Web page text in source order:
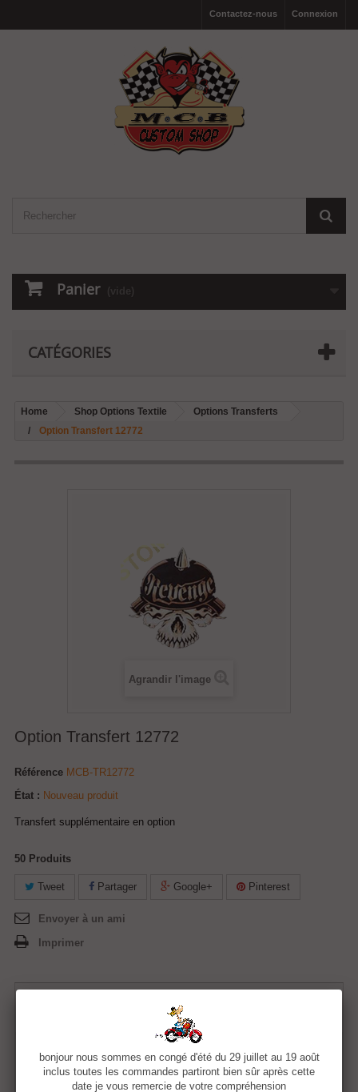
Connexion
Contactez-nous
Panier (vide)
CATÉGORIES
Home Shop Options Textile
Options Transferts
Option Transfert 12772
Agrandir l'image
Option Transfert 12772
Référence MCB-TR12772
État : Nouveau produit
Transfert supplémentaire en option
50 Produits
Tweet Partager Google+ Pinterest
Envoyer à un ami
Imprimer
Quantité
bonjour nous sommes en congé d'été du 29 juillet au 19 août
inclus toutes les commandes partiront bien sûr après cette
date je vous remercie de votre compréhension